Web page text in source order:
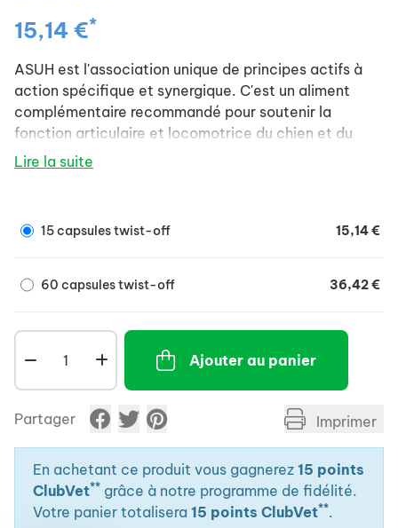
15,14 €*
ASUH est l'association unique de principes actifs à
action spécifique et synergique. C'est un aliment
complémentaire recommandé pour soutenir la
fonction articulaire et locomotrice du chien et du
chat.
manganèse.
troubles locomoteurs.
chien grâ,ce à la capsule Twist-off.
Lire la suite
15 capsules twist-off 15,14 €
60 capsules twist-off 36,42 €
Ajouter au panier
Partager Imprimer
En achetant ce produit vous gagnerez 15 points
ClubVet** grâce à notre programme de fidélité.
Votre panier totalisera 15 points ClubVet**.